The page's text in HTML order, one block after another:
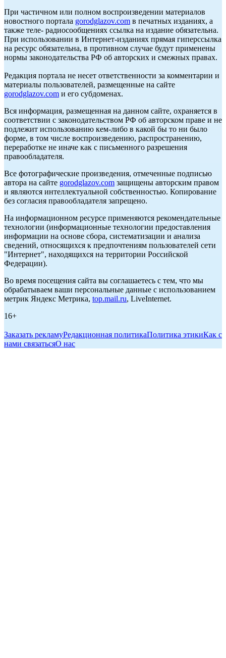
При частичном или полном воспроизведении материалов
новостного портала gorodglazov.com в печатных изданиях, а
также теле- радиосообщениях ссылка на издание обязательна.
При использовании в Интернет-изданиях прямая гиперссылка
на ресурс обязательна, в противном случае будут применены
нормы законодательства РФ об авторских и смежных правах.
Редакция портала не несет ответственности за комментарии и
материалы пользователей, размещенные на сайте
gorodglazov.com и его субдоменах.
Вся информация, размещенная на данном сайте, охраняется в
соответствии с законодательством РФ об авторском праве и не
подлежит использованию кем-либо в какой бы то ни было
форме, в том числе воспроизведению, распространению,
переработке не иначе как с письменного разрешения
правообладателя.
Все фотографические произведения, отмеченные подписью
автора на сайте gorodglazov.com защищены авторским правом
и являются интеллектуальной собственностью. Копирование
без согласия правообладателя запрещено.
На информационном ресурсе применяются рекомендательные
технологии (информационные технологии предоставления
информации на основе сбора, систематизации и анализа
сведений, относящихся к предпочтениям пользователей сети
"Интернет", находящихся на территории Российской
Федерации).
Во время посещения сайта вы соглашаетесь с тем, что мы
обрабатываем ваши персональные данные с использованием
метрик Яндекс Метрика, top.mail.ru, LiveInternet.
16+
Заказать рекламуРедакционная политикаПолитика этикиКак с
нами связатьсяО нас